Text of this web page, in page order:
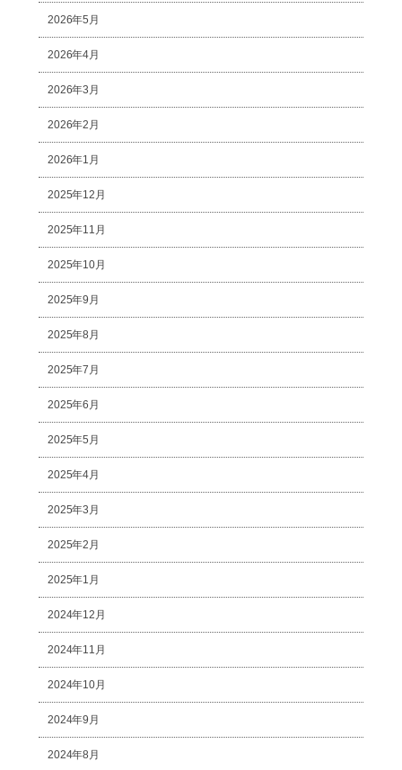
2026年5月
2026年4月
2026年3月
2026年2月
2026年1月
2025年12月
2025年11月
2025年10月
2025年9月
2025年8月
2025年7月
2025年6月
2025年5月
2025年4月
2025年3月
2025年2月
2025年1月
2024年12月
2024年11月
2024年10月
2024年9月
2024年8月